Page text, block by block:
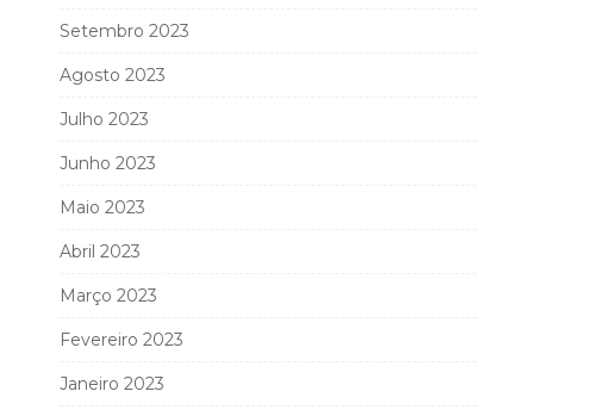
Setembro 2023
Agosto 2023
Julho 2023
Junho 2023
Maio 2023
Abril 2023
Março 2023
Fevereiro 2023
Janeiro 2023